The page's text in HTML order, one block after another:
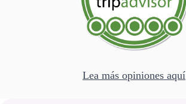
Lea más opiniones aquí